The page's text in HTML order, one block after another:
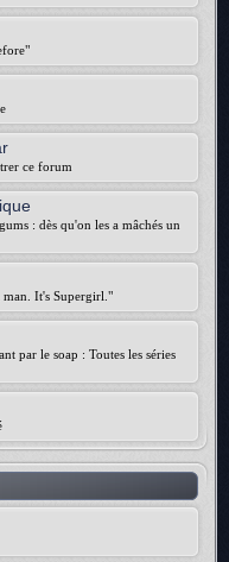
ce forum
: dès qu'on les a mâchés un
It's Supergirl."
par le soap : Toutes les séries